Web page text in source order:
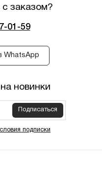
заказом?
01-59
WhatsApp
новинки
Подписаться
подписки